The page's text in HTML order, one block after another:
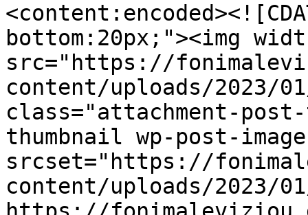
bottom:20px;"><img
src="https://
content/uploads/2023/
class="attachment-
thumbnail wp-post-
srcset="https://
content/uploads/2023/